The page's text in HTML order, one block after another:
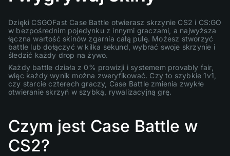
Dzięki CSGOFast Case Battle otwierasz skrzynie CS2 i CS:GO
w bezpośrednim pojedynku z innymi graczami, a najwyższa
łączna wartość skinów zgarnia całą pulę. Możesz stworzyć
battle lub dołączyć w kilka sekund, wybrać swoje skrzynie i
śledzić każdy drop na żywo.
Każdy battle działa z 0% prowizji i systemem provably fair,
więc każdy wynik można zweryfikować. Czy to szybkie 1v1,
czy starcie czterech graczy, Case Battle zmienia zwykłe
otwieranie skrzyń w szybką, rywalizacyjną grę.
Czym jest Case Battle w
CS2?